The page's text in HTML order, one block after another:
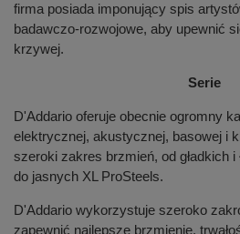
firma posiada imponujący spis
badawczo-rozwojowe, aby upewnić
krzywej.
Serie
D'Addario oferuje obecnie ogromny
elektrycznej, akustycznej, basowej i
szeroki zakres brzmień, od gładkich i
do jasnych XL ProSteels.
D'Addario wykorzystuje szeroko
zapewnić najlepsze brzmienie,